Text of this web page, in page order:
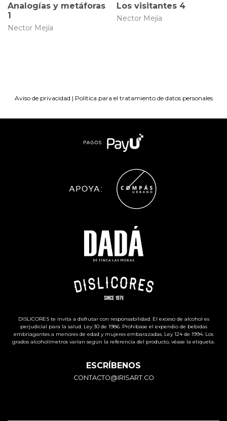
Analogías y metáforas
1
Nector Mejía
Los visitantes 4
Nector Mejía
Aviso de privacidad | Política para el tratamiento de datos personales
DISLICORES te invita a disfrutar con responsabilidad. El exceso de alcohol es
perjudicial para la salud. Ley 30 de 1986. Prohíbase el expendio de bebidas
embriagantes a menores de edad y mujeres embarazadas. Ley 124 de 1994. Los
grados alcoholímetros varían según la referencia del producto, véase la etiqueta.
ESCRÍBENOS
CONTACTO@IRISART.CO